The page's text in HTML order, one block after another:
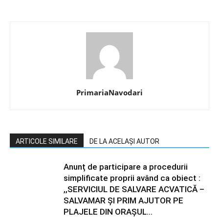
PrimariaNavodari
ARTICOLE SIMILARE DE LA ACELAȘI AUTOR
Anunț de participare a procedurii
simplificate proprii având ca obiect :
,,SERVICIUL DE SALVARE ACVATICĂ –
SALVAMAR ȘI PRIM AJUTOR PE
PLAJELE DIN ORAȘUL...